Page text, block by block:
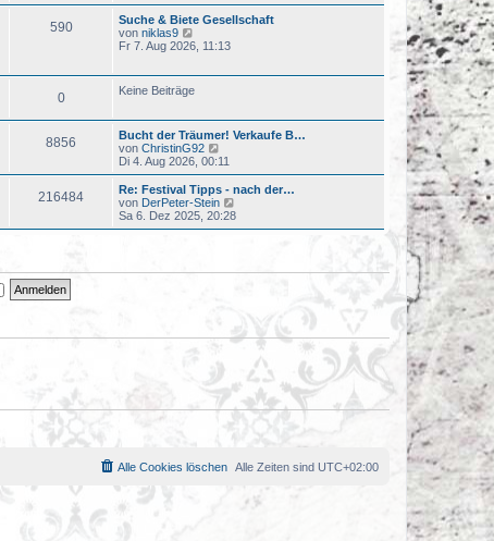
r
B
e
i
r
a
g
590
Suche & Biete Gesellschaft
von niklas9
e
t
r
B
e
i
t
r
a
g
Fr 7. Aug 2026, 11:13
0 Keine Beiträge
8856
Bucht der Träumer! Verkaufe B…
von ChristinG92
e
u
e
s
t
i
Di 4. Aug 2026, 00:11
216484
Re: Festival Tipps - nach der…
von DerPeter-Stein
e
u
t
g
Sa 6. Dez 2025, 20:28
Alle Zeiten sind UTC+02:00
Alle Cookies löschen